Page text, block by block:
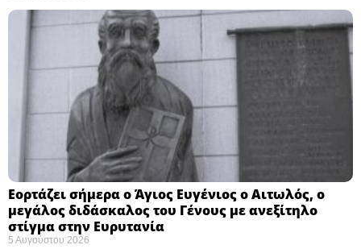
Εορτάζει σήμερα ο Άγιος Ευγένιος ο Αιτωλός, ο
μεγάλος διδάσκαλος του Γένους με ανεξίτηλο
στίγμα στην Ευρυτανία
5 Αυγούστου 2026